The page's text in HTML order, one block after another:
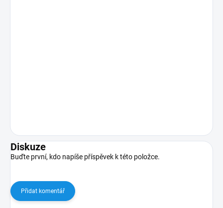
Diskuze
Buďte první, kdo napíše příspěvek k této položce.
Přidat komentář